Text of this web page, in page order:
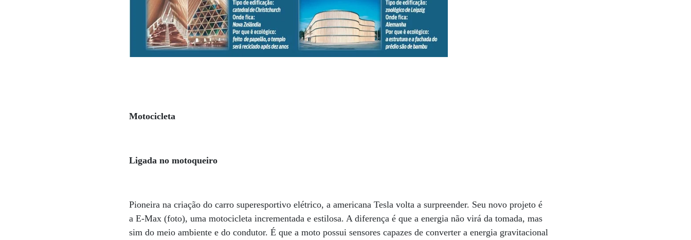
Motocicleta
Ligada no motoqueiro
Pioneira na criação do carro superesportivo elétrico, a americana Tesla volta a surpreender. Seu novo projeto é
a E-Max (foto), uma motocicleta incrementada e estilosa. A diferença é que a energia não virá da tomada, mas
sim do meio ambiente e do condutor. É que a moto possui sensores capazes de converter a energia gravitacional